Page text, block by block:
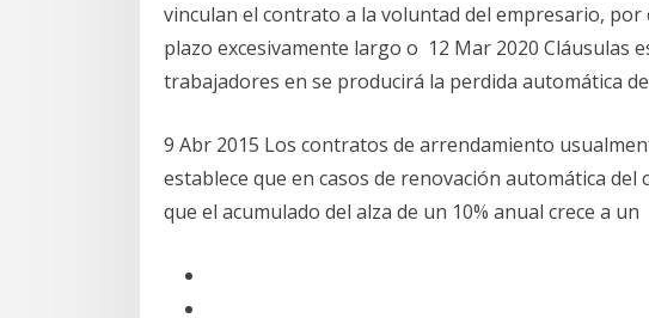
vinculan el contrato a la voluntad del empresario,
plazo excesivamente largo o 12 Mar 2020 Cláusulas
trabajadores en se producirá la perdida automática
9 Abr 2015 Los contratos de arrendamiento
establece que en casos de renovación automática
que el acumulado del alza de un 10% anual crece a un